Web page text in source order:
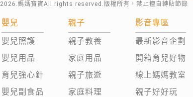
2026 .媽媽寶寶All rights reserved.版權所有，禁止擅自轉貼節錄
嬰兒
嬰兒照護
嬰兒用品
育兒強心針
嬰兒副食品
親子
親子教養
家庭用品
親子旅遊
家庭料理
影音專區
最新影音企劃
開箱育兒好物
線上媽媽教室
親子好好玩